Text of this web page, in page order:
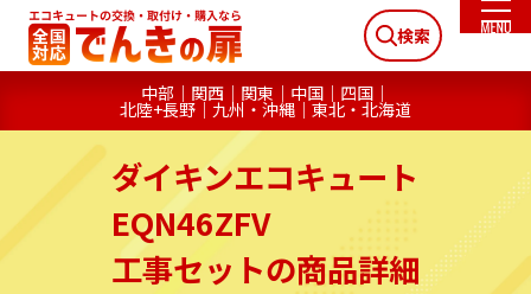
検索
中部 関西 関東 中国 四国
北陸+長野 九州・沖縄 東北・北海道
ダイキンエコキュート
EQN46ZFV
工事セットの商品詳細